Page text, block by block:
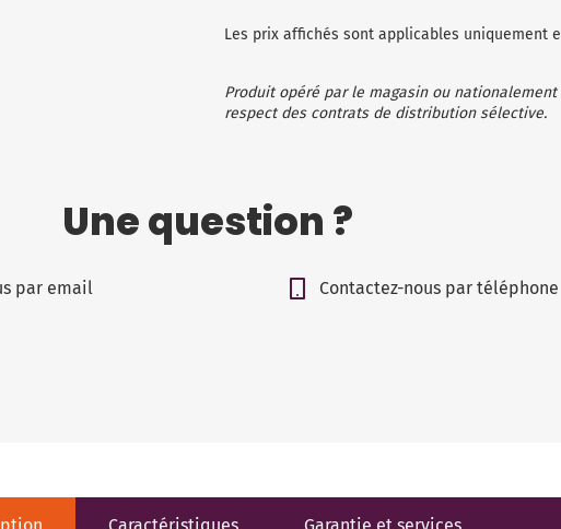
Les prix affichés sont applicables uniquement
Produit opéré par le magasin ou
respect des contrats de distribution sélective.
Une question ?
par email Contactez-nous par téléphone